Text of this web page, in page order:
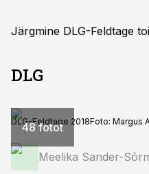
Järgmine DLG-Feldtage
DLG
48 fotot
DLG-Feldtage 2018Foto: Margus
Meelika Sander-